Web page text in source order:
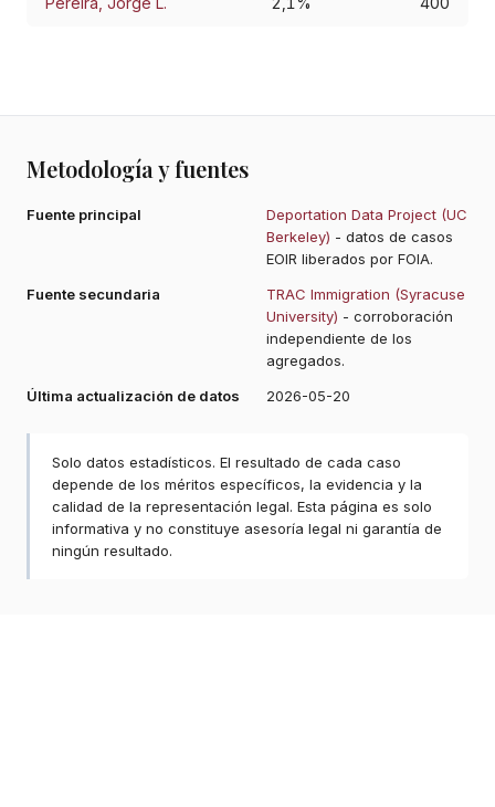
Metodología y fuentes
Fuente principal
Deportation Data Project (UC
Berkeley) - datos de casos
EOIR liberados por FOIA.
Fuente secundaria
TRAC Immigration (Syracuse
University) - corroboración
independiente de los
agregados.
Última actualización de datos
2026-05-20
Solo datos estadísticos. El resultado de cada caso
depende de los méritos específicos, la evidencia y la
calidad de la representación legal. Esta página es solo
informativa y no constituye asesoría legal ni garantía de
ningún resultado.